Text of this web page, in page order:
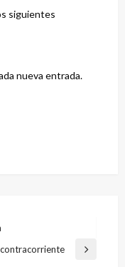
siguientes
nueva entrada.